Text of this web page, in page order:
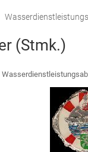
(Stmk.)